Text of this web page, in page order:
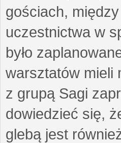
gościach,
uczestnictwa w
było
warsztatów mieli
z grupą Sagi
dowiedzieć się,
glebą jest